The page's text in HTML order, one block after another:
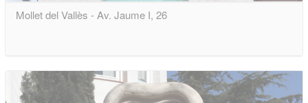
Mollet del Vallès - Av. Jaume I, 26